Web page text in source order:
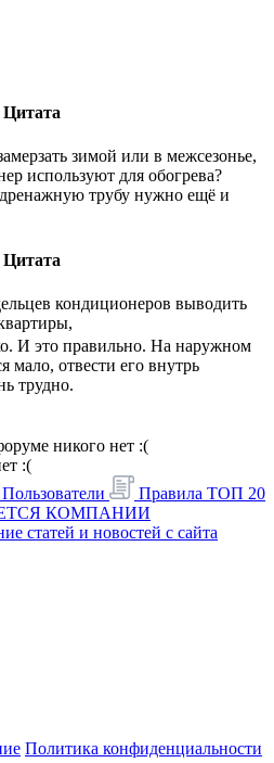
Цитата
зимой или в межсезонье,
используют для обогрева?
трубу нужно ещё и
Цитата
кондиционеров выводить
И это правильно. На наружном
мало, отвести его внутрь
трудно.
никого нет :(
:(
Пользователи Правила ТОП 20
КОМПАНИИ
статей и новостей с сайта
Политика конфиденциальности